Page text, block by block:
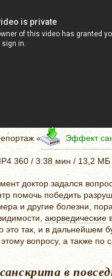
« Эффект
360 / 3:38 мин / 13,2 МБ
доктор задался
помочь победить
и другие болезни,
аюрведические
это так, и в дальнейшем
вопросу, а также по
в